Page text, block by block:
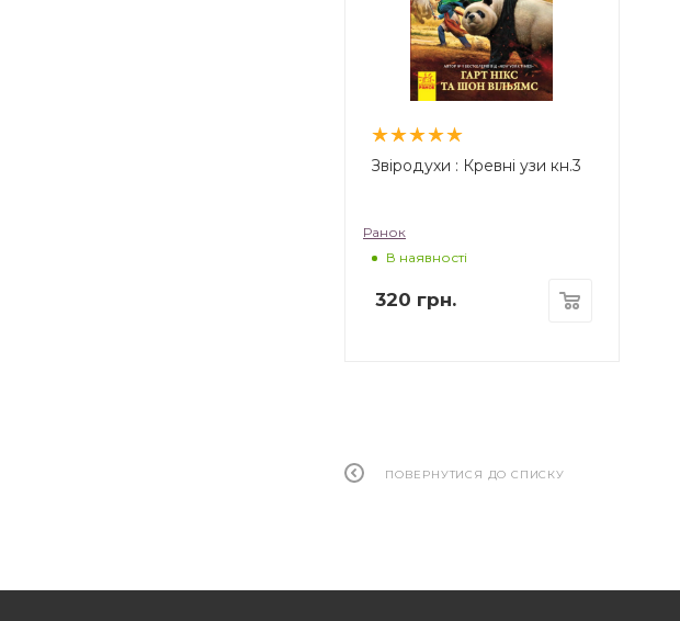
Звіродухи : Кревні узи кн.3
Ранок
В наявності
320 грн.
ПОВЕРНУТИСЯ ДО СПИСКУ